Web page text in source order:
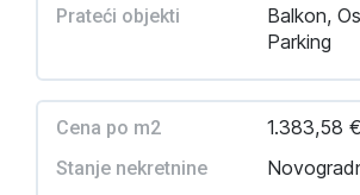
Prateći objekti
Balkon,
Parking
Cena po m2 1.383,58 €
Stanje nekretnine